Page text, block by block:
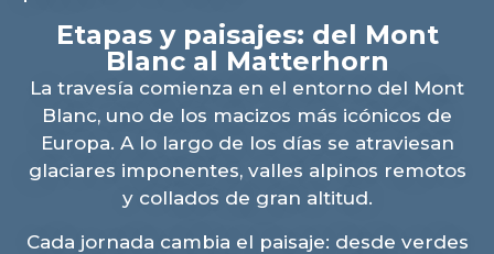
Etapas y paisajes: del Mont
Blanc al Matterhorn
La travesía comienza en el entorno del Mont
Blanc, uno de los macizos más icónicos de
Europa. A lo largo de los días se atraviesan
glaciares imponentes, valles alpinos remotos
y collados de gran altitud.
Cada jornada cambia el paisaje: desde verdes